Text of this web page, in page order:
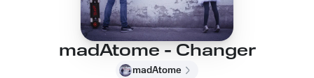
madAtome - Changer
madAtome